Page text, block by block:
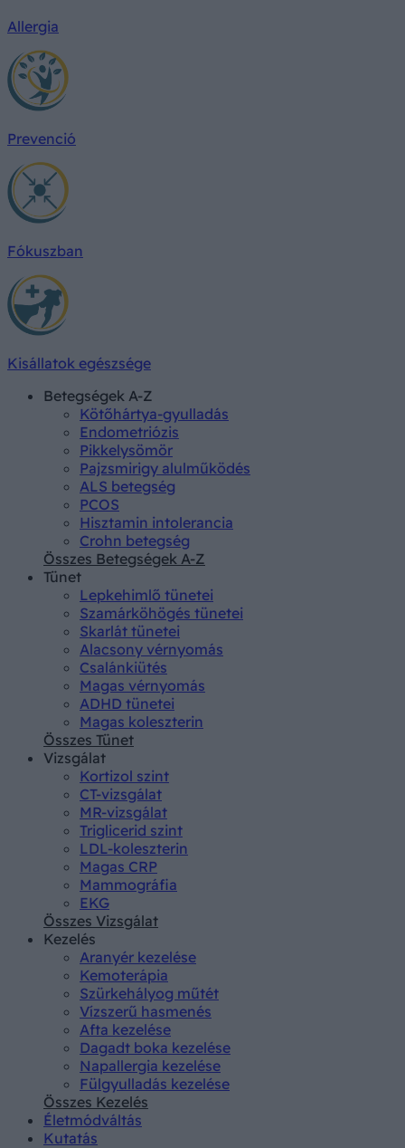
Allergia
Prevenció
Fókuszban
Kisállatok egészsége
Betegségek A-Z
Kötőhártya-gyulladás
Endometriózis
Pikkelysömör
Pajzsmirigy alulműködés
ALS betegség
PCOS
Hisztamin intolerancia
Crohn betegség
Összes Betegségek A-Z
Tünet
Lepkehimlő tünetei
Szamárköhögés tünetei
Skarlát tünetei
Alacsony vérnyomás
Csalánkiütés
Magas vérnyomás
ADHD tünetei
Magas koleszterin
Összes Tünet
Vizsgálat
Kortizol szint
CT-vizsgálat
MR-vizsgálat
Triglicerid szint
LDL-koleszterin
Magas CRP
Mammográfia
EKG
Összes Vizsgálat
Kezelés
Aranyér kezelése
Kemoterápia
Szürkehályog műtét
Vízszerű hasmenés
Afta kezelése
Dagadt boka kezelése
Napallergia kezelése
Fülgyulladás kezelése
Összes Kezelés
Életmódváltás
Kutatás